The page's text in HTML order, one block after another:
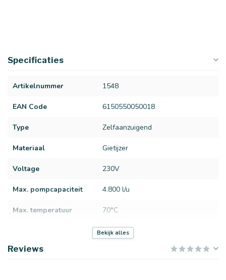
Specificaties
Artikelnummer 1548
EAN Code 6150550050018
Type Zelfaanzuigend
Materiaal Gietijzer
Voltage 230V
Max. pompcapaciteit 4.800 l/u
Max. temperatuur 70°C
1"
Persaansluiting
Bekijk alles
Reviews